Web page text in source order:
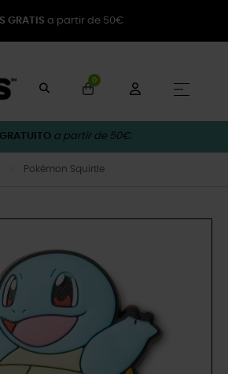
GRATIS a partir de 50€
0
☰
GRATUITO a partir de 50€.
Pokémon Squirtle